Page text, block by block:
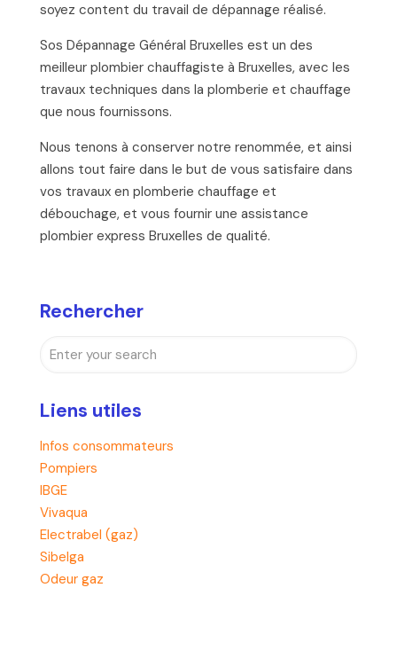
soyez content du travail de dépannage réalisé.
Sos Dépannage Général Bruxelles est un des
meilleur plombier chauffagiste à Bruxelles, avec les
travaux techniques dans la plomberie et chauffage
que nous fournissons.
Nous tenons à conserver notre renommée, et ainsi
allons tout faire dans le but de vous satisfaire dans
vos travaux en plomberie chauffage et
débouchage, et vous fournir une assistance
plombier express Bruxelles de qualité.
Rechercher
Liens utiles
Infos consommateurs
Pompiers
IBGE
Vivaqua
Electrabel (gaz)
Sibelga
Odeur gaz